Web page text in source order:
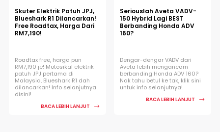
Skuter Elektrik Patuh JPJ,
Blueshark R1 Dilancarkan!
Free Roadtax, Harga Dari
RM7,190!
Roadtax free, harga pun
RM7,190 je! Motosikal elektrik
patuh JPJ pertama di
Malaysia, Blueshark R1 dah
dilancarkan! Info selanjutnya
disini!
BACA LEBIH LANJUT
Seriouslah Aveta VADV-
150 Hybrid Lagi BEST
Berbanding Honda ADV
160?
Dengar-dengar VADV dari
Aveta lebih mengancam
berbanding Honda ADV 160?
Nak tahu betul ke tak, klik sini
untuk info selanjutnya!
BACA LEBIH LANJUT